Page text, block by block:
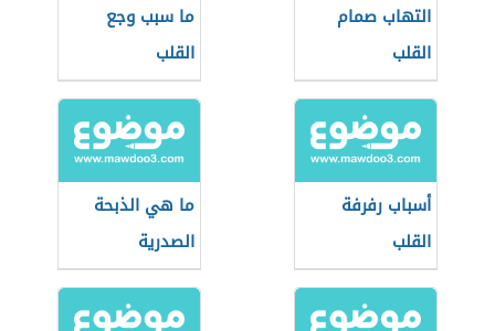
التهاب صمام
القلب
ما سبب وجع
القلب
أسباب رفرفة
القلب
ما هي الذبحة
الصدرية